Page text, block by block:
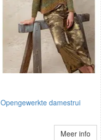
Opengewerkte damestrui
Meer info